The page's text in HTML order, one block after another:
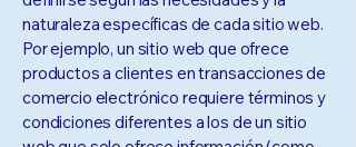
naturaleza específicas de cada sitio web.
Por ejemplo, un sitio web que ofrece
productos a clientes en transacciones de
comercio electrónico requiere términos y
condiciones diferentes a los de un sitio